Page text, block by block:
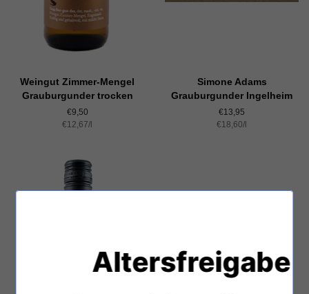
Weingut Zimmer-Mengel
Grauburgunder trocken
Normaler
Preis
€9,50
Einzelpreis
€12,67/
Simone Adams
Grauburgunder Ingelheim
Normaler
Preis
€13,95
Einzelpreis
€18,60/
Altersfreigabe